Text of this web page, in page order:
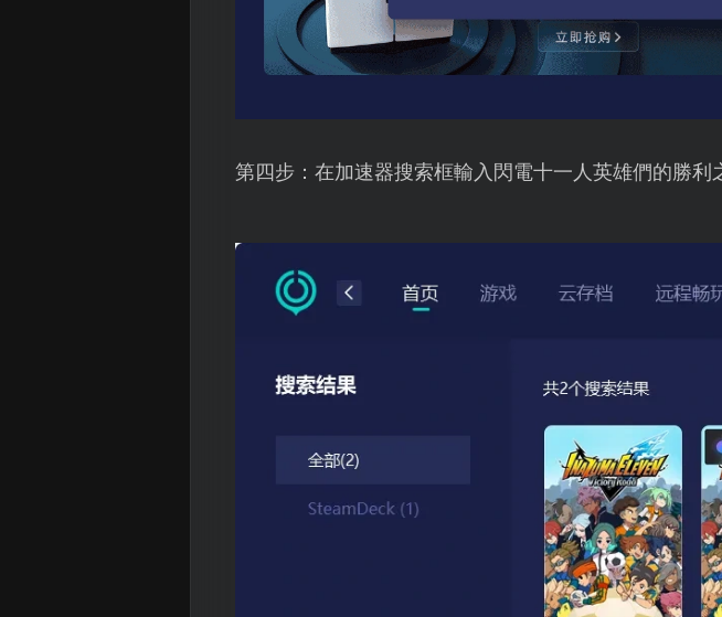
第四步：在加速器搜索框輸入閃電十一人英雄們的勝利